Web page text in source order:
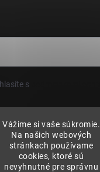
Vážime si vaše súkromie.
Na našich webových
stránkach používame
cookies, ktoré sú
nevyhnutné pre správnu
s